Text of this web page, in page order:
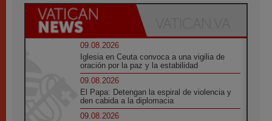
09.08.2026
Iglesia en Ceuta convoca a una vigilia de
oración por la paz y la estabilidad
09.08.2026
El Papa: Detengan la espiral de violencia y
den cabida a la diplomacia
09.08.2026